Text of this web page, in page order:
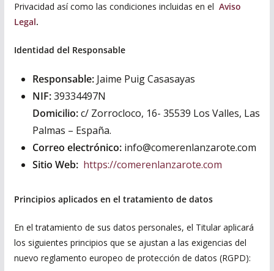
Privacidad así como las condiciones incluidas en el Aviso
Legal.
Identidad del Responsable
Responsable:Jaime Puig Casasayas
NIF:39334497N
Domicilio:c/ Zorrocloco, 16- 35539 Los Valles, Las
Palmas – España.
Correo electrónico:info@comerenlanzarote.com
Sitio Web:https://comerenlanzarote.com
Principios aplicados en el tratamiento de datos
En el tratamiento de sus datos personales, el Titular aplicará
los siguientes principios que se ajustan a las exigencias del
nuevo reglamento europeo de protección de datos (RGPD):